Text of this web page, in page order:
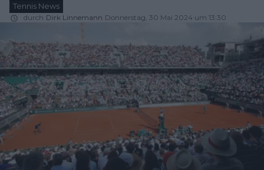
Tennis News
durch Dirk Linnemann Donnerstag, 30 Mai 2024 um 13:30